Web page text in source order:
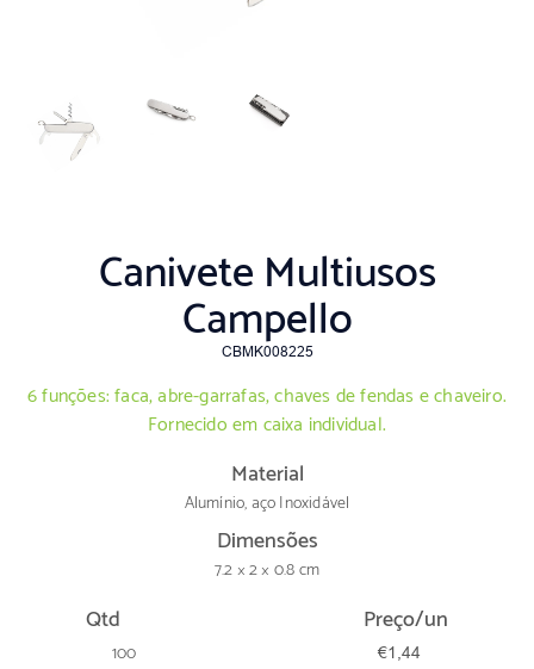
Canivete Multiusos
Campello
CBMK008225
6 funções: faca, abre-garrafas, chaves de fendas e chaveiro.
Fornecido em caixa individual.
Material
Alumínio, aço Inoxidável
Dimensões
7.2 × 2 × 0.8 cm
Qtd Preço/un
100 €1,44